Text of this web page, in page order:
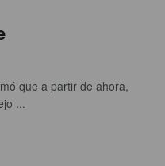
que a partir de ahora,
...